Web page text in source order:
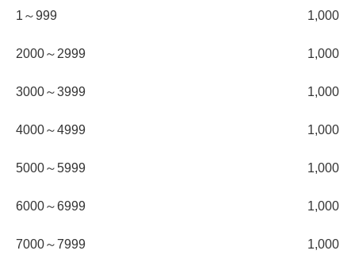
1～999 1,000
2000～2999 1,000
3000～3999 1,000
4000～4999 1,000
5000～5999 1,000
6000～6999 1,000
7000～7999 1,000